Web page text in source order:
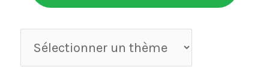
Anecdotes